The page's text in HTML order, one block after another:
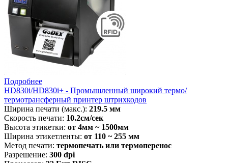
Подробнее
HD830i/HD830i+ - Промышленный широкий термо/
термотрансферный принтер штрихкодов
Ширина печати (макс.): 219.5 мм
Скорость печати: 10.2см/сек
Высота этикетки: от 4мм ~ 1500мм
Ширина этикетленты: от 110 ~ 255 мм
Метод печати: термопечать или термоперенос
Разрешение: 300 dpi